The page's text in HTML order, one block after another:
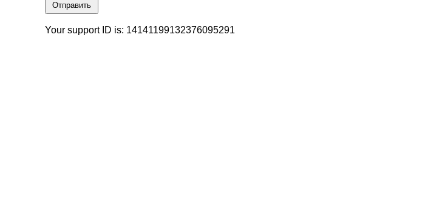
Отправить
Your support ID is: 14141199132376095291